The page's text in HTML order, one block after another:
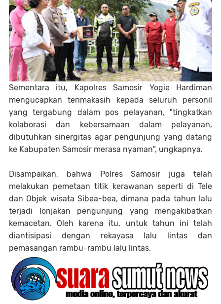
Sementara itu, Kapolres Samosir Yogie Hardiman
mengucapkan terimakasih kepada seluruh personil
yang tergabung dalam pos pelayanan, "tingkatkan
kolaborasi dan kebersamaan dalam pelayanan,
dibutuhkan sinergitas agar pengunjung yang datang
ke Kabupaten Samosir merasa nyaman", ungkapnya.
Disampaikan, bahwa Polres Samosir juga telah
melakukan pemetaan titik kerawanan seperti di Tele
dan Objek wisata Sibea-bea, dimana pada tahun lalu
terjadi lonjakan pengunjung yang mengakibatkan
kemacetan. Oleh karena itu, untuk tahun ini telah
diantisipasi dengan rekayasa lalu lintas dan
pemasangan rambu-rambu lalu lintas.